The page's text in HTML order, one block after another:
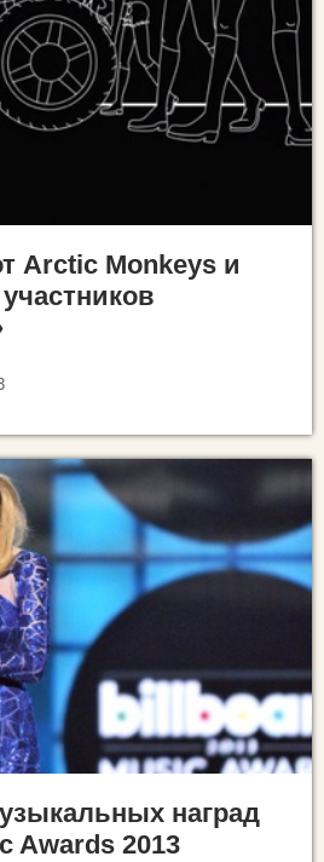
Arctic Monkeys и
наград
Awards 2013